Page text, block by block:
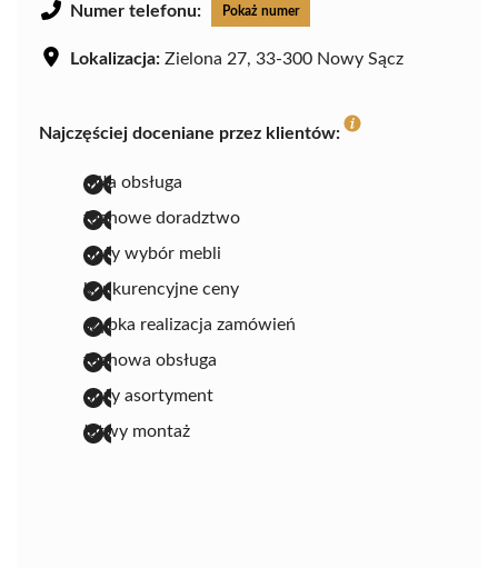
Numer telefonu: Pokaż numer
Lokalizacja: Zielona 27, 33-300 Nowy Sącz
Najczęściej doceniane przez klientów:
miła obsługa
fachowe doradztwo
duży wybór mebli
konkurencyjne ceny
szybka realizacja zamówień
fachowa obsługa
duży asortyment
łatwy montaż